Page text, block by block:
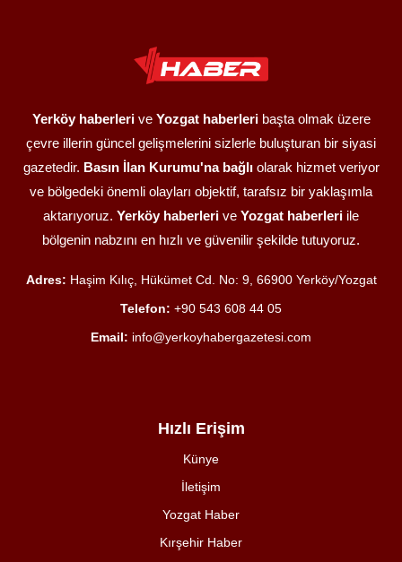
Yerköy haberlerive Yozgat haberleribaşta olmak üzere
çevre illerin güncel gelişmelerini sizlerle buluşturan bir siyasi
gazetedir. Basın İlan Kurumu'na bağlıolarak hizmet veriyor
ve bölgedeki önemli olayları objektif, tarafsız bir yaklaşımla
aktarıyoruz. Yerköy haberleri ve Yozgat haberleri ile
bölgenin nabzını en hızlı ve güvenilir şekilde tutuyoruz.
Adres: Haşim Kılıç, Hükümet Cd. No: 9, 66900 Yerköy/Yozgat
Telefon: +90 543 608 44 05
Email: info@yerkoyhabergazetesi.com
Hızlı Erişim
Künye
İletişim
Yozgat Haber
Kırşehir Haber